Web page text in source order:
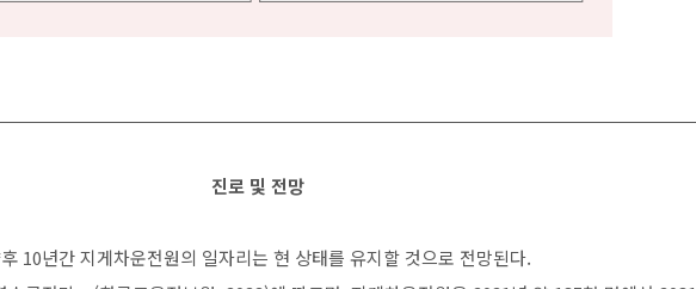
진로 및 전망
10년간 지게차운전원의 일자리는 현 상태를 유지할 것으로 전망된다.